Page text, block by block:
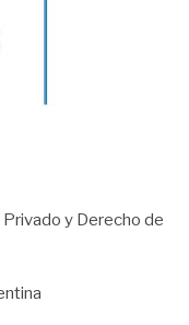
y Derecho de